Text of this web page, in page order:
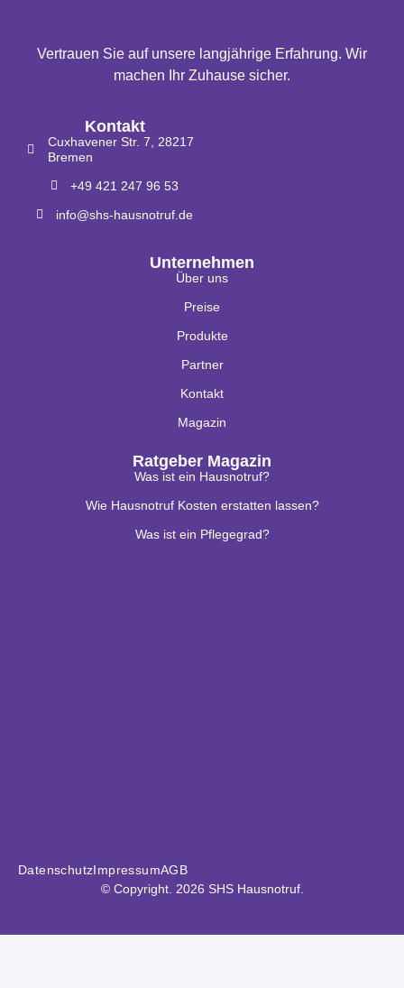
Vertrauen Sie auf unsere langjährige Erfahrung. Wir
machen Ihr Zuhause sicher.
Kontakt
Cuxhavener Str. 7, 28217
Bremen
+49 421 247 96 53
info@shs-hausnotruf.de
Unternehmen
Über uns
Preise
Produkte
Partner
Kontakt
Magazin
Ratgeber Magazin
Was ist ein Hausnotruf?
Wie Hausnotruf Kosten erstatten lassen?
Was ist ein Pflegegrad?
© Copyright. 2026 SHS Hausnotruf.
DatenschutzImpressumAGB